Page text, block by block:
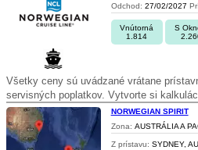
Odchod: 27/02/2027
Vnútorná
1.814
S
Všetky ceny sú uvádzané vrátane
servisných poplatkov. Vytvorte si
NORWEGIAN SPIRIT
Zona: AUSTRÁLIA A
Z prístavu: SYDNEY,